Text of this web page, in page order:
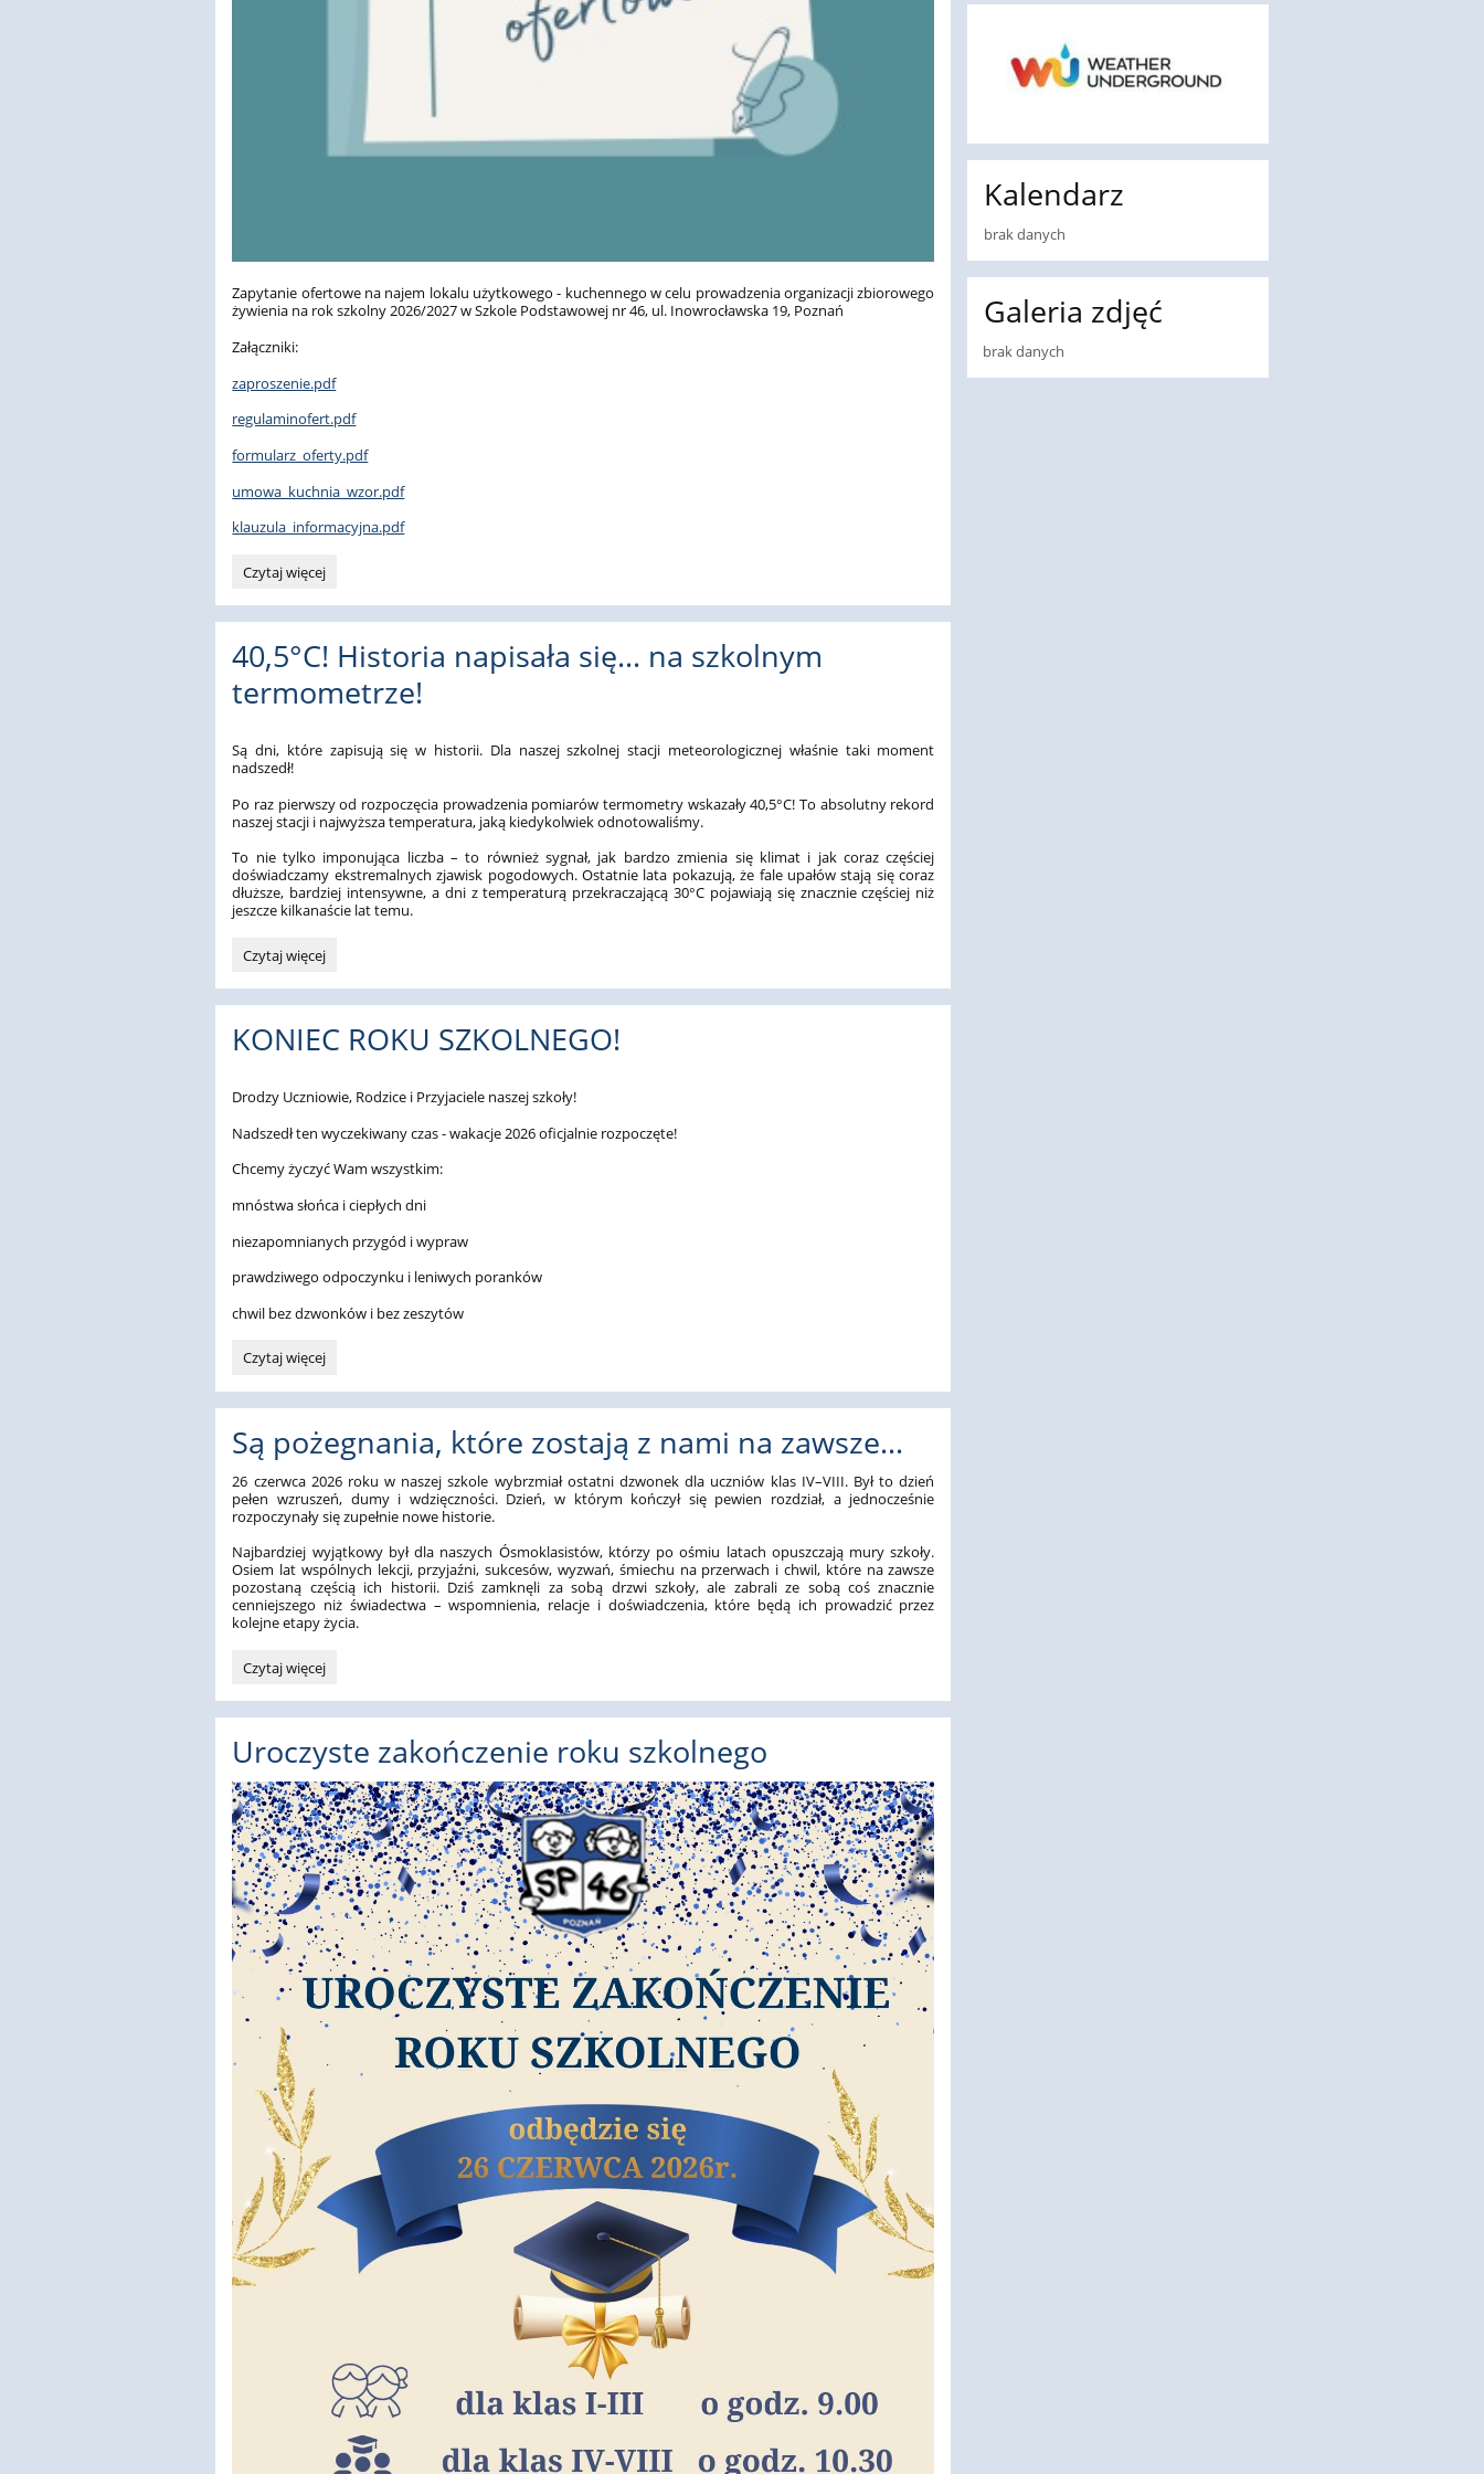
Zapytanie ofertowe na najem lokalu użytkowego - kuchennego w celu prowadzenia organizacji zbiorowego
żywienia na rok szkolny 2026/2027 w Szkole Podstawowej nr 46, ul. Inowrocławska 19, Poznań
Załączniki:
zaproszenie.pdf
regulaminofert.pdf
formularz_oferty.pdf
umowa_kuchnia_wzor.pdf
klauzula_informacyjna.pdf
Zapytanie
Czytaj więcej
40,5°C! Historia napisała się… na szkolnym
termometrze!
Są dni, które zapisują się w historii. Dla naszej szkolnej stacji meteorologicznej właśnie taki moment
nadszedł!
Po raz pierwszy od rozpoczęcia prowadzenia pomiarów termometry wskazały 40,5°C! To absolutny rekord
naszej stacji i najwyższa temperatura, jaką kiedykolwiek odnotowaliśmy.
To nie tylko imponująca liczba – to również sygnał, jak bardzo zmienia się klimat i jak coraz częściej
doświadczamy ekstremalnych zjawisk pogodowych. Ostatnie lata pokazują, że fale upałów stają się coraz
dłuższe, bardziej intensywne, a dni z temperaturą przekraczającą 30°C pojawiają się znacznie częściej niż
jeszcze kilkanaście lat temu.
40,5°C!
napisała
na
szkolnym
Czytaj więcej
KONIEC ROKU SZKOLNEGO!
Drodzy Uczniowie, Rodzice i Przyjaciele naszej szkoły!
Nadszedł ten wyczekiwany czas - wakacje 2026 oficjalnie rozpoczęte!
Chcemy życzyć Wam wszystkim:
mnóstwa słońca i ciepłych dni
niezapomnianych przygód i wypraw
prawdziwego odpoczynku i leniwych poranków
chwil bez dzwonków i bez zeszytów
KONIEC
SZKOLNEGO!:
Czytaj więcej
Są pożegnania, które zostają z nami na zawsze…
26 czerwca 2026 roku w naszej szkole wybrzmiał ostatni dzwonek dla uczniów klas IV–VIII. Był to dzień
pełen wzruszeń, dumy i wdzięczności. Dzień, w którym kończył się pewien rozdział, a jednocześnie
rozpoczynały się zupełnie nowe historie.
Najbardziej wyjątkowy był dla naszych Ósmoklasistów, którzy po ośmiu latach opuszczają mury szkoły.
Osiem lat wspólnych lekcji, przyjaźni, sukcesów, wyzwań, śmiechu na przerwach i chwil, które na zawsze
pozostaną częścią ich historii. Dziś zamknęli za sobą drzwi szkoły, ale zabrali ze sobą coś znacznie
cenniejszego niż świadectwa – wspomnienia, relacje i doświadczenia, które będą ich prowadzić przez
kolejne etapy życia.
Są
które
z
nami
na
zawsze…:
Czytaj więcej
Uroczyste zakończenie roku szkolnego
Kalendarz
brak danych
Galeria zdjęć
brak danych